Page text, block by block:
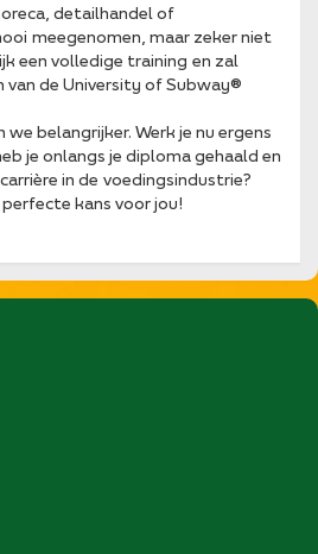
detailhandel of
meegenomen, maar zeker niet
een volledige training en zal
van de University of Subway®
belangrijker. Werk je nu ergens
je onlangs je diploma gehaald en
in de voedingsindustrie?
kans voor jou!